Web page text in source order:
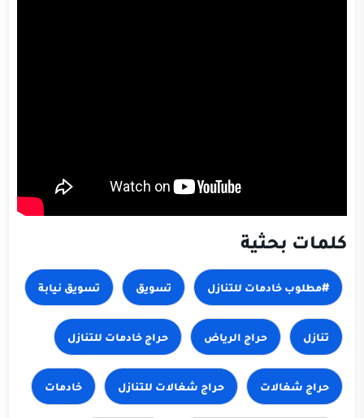
كلمات بحثية
#مطلوب خادمات للتنازل تسويق تسويق نيابة
تنازل حراج الرياض
حراج شغالات خادمات